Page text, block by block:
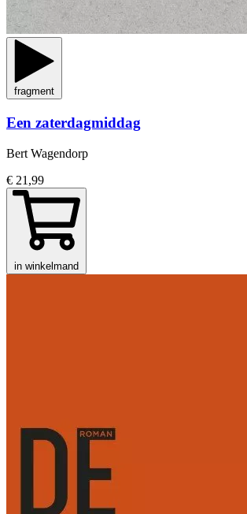
fragment
Een zaterdagmiddag
Bert Wagendorp
€ 21,99
in winkelmand